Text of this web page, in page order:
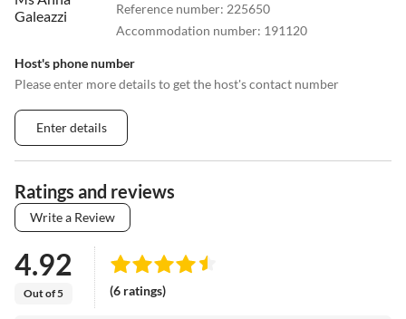
Reference number: 225650
Accommodation number: 191120
Host's phone number
Please enter more details to get the host's contact number
Enter details
Ratings and reviews
Write a Review
4.92
Out of 5 (6 ratings)